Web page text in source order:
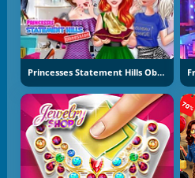
Princesses Statement Hills Obsession